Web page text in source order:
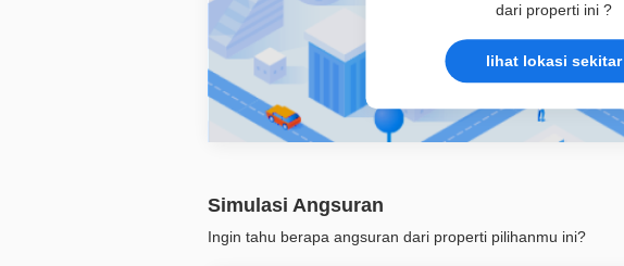
dari properti ini ?
lihat lokasi sekitar
Simulasi Angsuran
Ingin tahu berapa angsuran dari properti pilihanmu ini?